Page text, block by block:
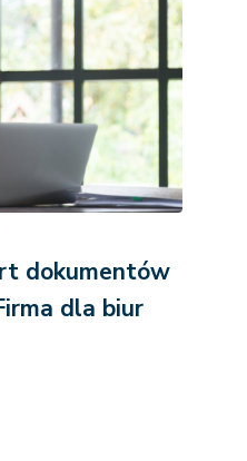
dokumentów
dla biur